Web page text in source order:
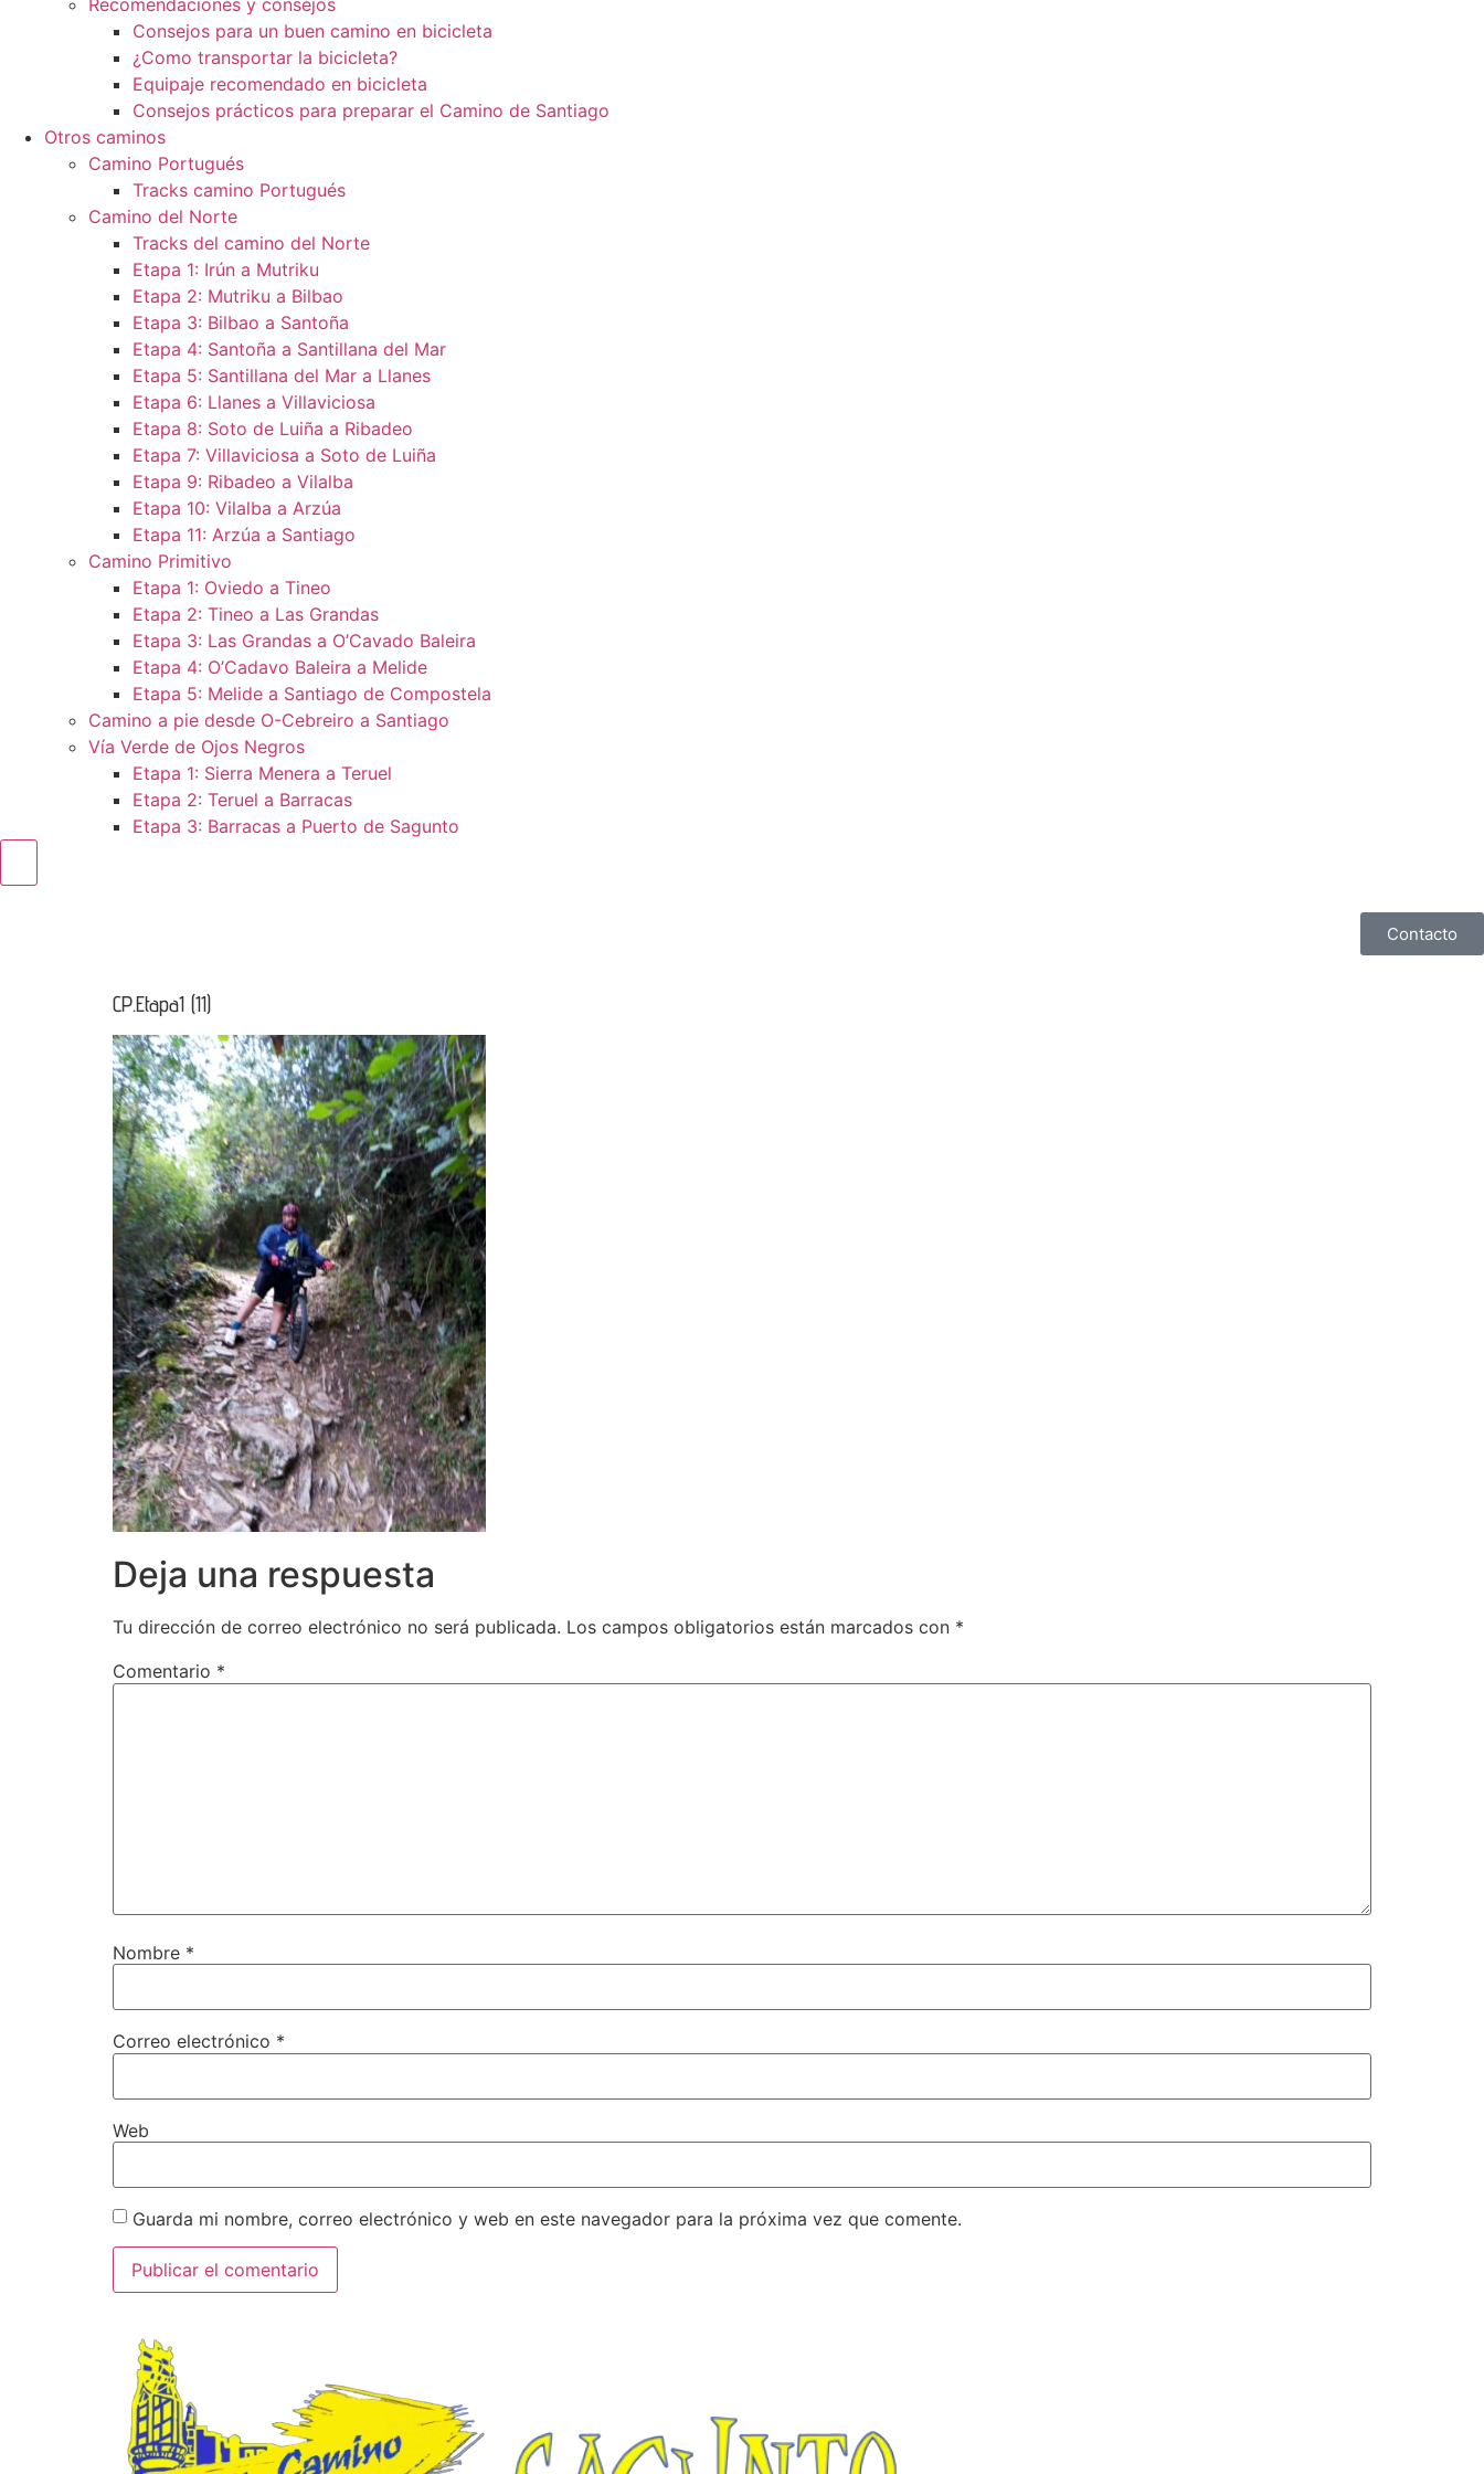
Recomendaciones y consejos
Consejos para un buen camino en bicicleta
¿Como transportar la bicicleta?
Equipaje recomendado en bicicleta
Consejos prácticos para preparar el Camino de Santiago
Otros caminos
Camino Portugués
Tracks camino Portugués
Camino del Norte
Tracks del camino del Norte
Etapa 1: Irún a Mutriku
Etapa 2: Mutriku a Bilbao
Etapa 3: Bilbao a Santoña
Etapa 4: Santoña a Santillana del Mar
Etapa 5: Santillana del Mar a Llanes
Etapa 6: Llanes a Villaviciosa
Etapa 8: Soto de Luiña a Ribadeo
Etapa 7: Villaviciosa a Soto de Luiña
Etapa 9: Ribadeo a Vilalba
Etapa 10: Vilalba a Arzúa
Etapa 11: Arzúa a Santiago
Camino Primitivo
Etapa 1: Oviedo a Tineo
Etapa 2: Tineo a Las Grandas
Etapa 3: Las Grandas a O’Cavado Baleira
Etapa 4: O’Cadavo Baleira a Melide
Etapa 5: Melide a Santiago de Compostela
Camino a pie desde O-Cebreiro a Santiago
Vía Verde de Ojos Negros
Etapa 1: Sierra Menera a Teruel
Etapa 2: Teruel a Barracas
Etapa 3: Barracas a Puerto de Sagunto
Contacto
CP.Etapa1 (11)
Deja una respuesta
Tu dirección de correo electrónico no será publicada. Los campos obligatorios están marcados con *
Comentario *
Nombre *
Correo electrónico *
Web
Guarda mi nombre, correo electrónico y web en este navegador para la próxima vez que comente.